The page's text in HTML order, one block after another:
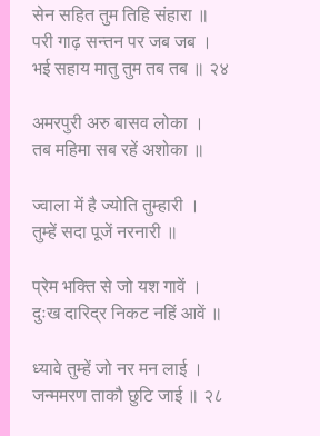
सेन सहित तुम तिहि संहारा ॥
परी गाढ़ सन्तन पर जब जब ।
भई सहाय मातु तुम तब तब ॥ २४
अमरपुरी अरु बासव लोका ।
तब महिमा सब रहें अशोका ॥
ज्वाला में है ज्योति तुम्हारी ।
तुम्हें सदा पूजें नरनारी ॥
प्रेम भक्ति से जो यश गावें ।
दुःख दारिद्र निकट नहिं आवें ॥
ध्यावे तुम्हें जो नर मन लाई ।
जन्ममरण ताकौ छुटि जाई ॥ २८